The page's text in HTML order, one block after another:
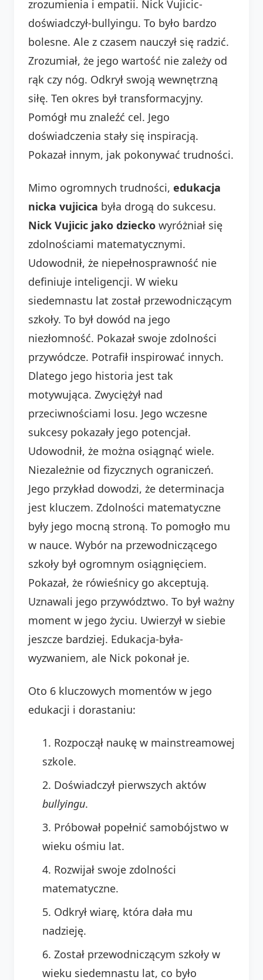
zrozumienia i empatii. Nick Vujicic-
doświadczył-bullyingu. To było bardzo
bolesne. Ale z czasem nauczył się radzić.
Zrozumiał, że jego wartość nie zależy od
rąk czy nóg. Odkrył swoją wewnętrzną
siłę. Ten okres był transformacyjny.
Pomógł mu znaleźć cel. Jego
doświadczenia stały się inspiracją.
Pokazał innym, jak pokonywać trudności.
Mimo ogromnych trudności, edukacja
nicka vujicica była drogą do sukcesu.
Nick Vujicic jako dziecko wyróżniał się
zdolnościami matematycznymi.
Udowodnił, że niepełnosprawność nie
definiuje inteligencji. W wieku
siedemnastu lat został przewodniczącym
szkoły. To był dowód na jego
niezłomność. Pokazał swoje zdolności
przywódcze. Potrafił inspirować innych.
Dlatego jego historia jest tak
motywująca. Zwyciężył nad
przeciwnościami losu. Jego wczesne
sukcesy pokazały jego potencjał.
Udowodnił, że można osiągnąć wiele.
Niezależnie od fizycznych ograniczeń.
Jego przykład dowodzi, że determinacja
jest kluczem. Zdolności matematyczne
były jego mocną stroną. To pomogło mu
w nauce. Wybór na przewodniczącego
szkoły był ogromnym osiągnięciem.
Pokazał, że rówieśnicy go akceptują.
Uznawali jego przywództwo. To był ważny
moment w jego życiu. Uwierzył w siebie
jeszcze bardziej. Edukacja-była-
wyzwaniem, ale Nick pokonał je.
Oto 6 kluczowych momentów w jego
edukacji i dorastaniu:
Rozpoczął naukę w mainstreamowej
szkole.
Doświadczył pierwszych aktów
bullyingu.
Próbował popełnić samobójstwo w
wieku ośmiu lat.
Rozwijał swoje zdolności
matematyczne.
Odkrył wiarę, która dała mu
nadzieję.
Został przewodniczącym szkoły w
wieku siedemnastu lat, co było